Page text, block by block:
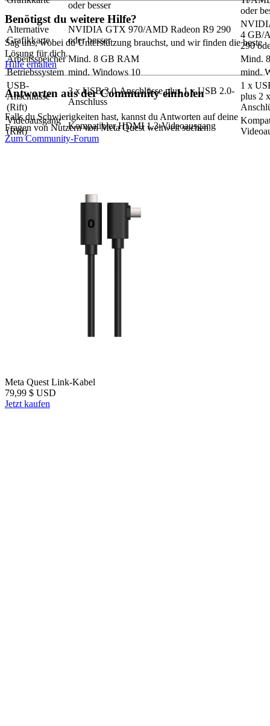
oder besser
oder
Alternative
Grafikkarte
NVIDIA GTX 970/AMD Radeon R9 290
oder besser
4 GB/
290
Arbeitsspeicher Mind. 8 GB RAM
Mind.
Betriebssystem mind. Windows 10
mind.
USB-
Anschlüsse
(Rift)
3 x USB 3.0-Anschlüsse plus 1 x USB 2.0-
Anschluss
1 x
plus 2
Videoausgang
(Rift)
Kompatibler HDMI 1.3-Videoausgang
Benötigst du weitere Hilfe?
Sag uns, wobei du Unterstützung brauchst, und wir finden die beste
Lösung für dich.
Hilfe erhalten
Antworten aus der Community einholen
Falls du Schwierigkeiten hast, kannst du Antworten auf deine
Fragen von Nutzern von Meta Quest weltweit suchen.
Zum Community-Forum
Meta Quest Link-Kabel
79,99 $ USD
Jetzt kaufen